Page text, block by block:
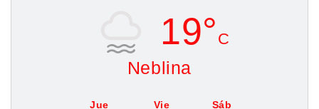
19° C
Neblina
Jue Vie Sáb